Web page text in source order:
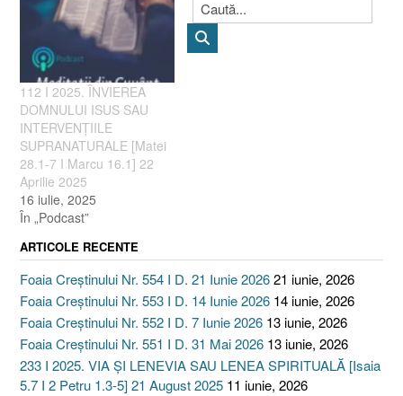
112 I 2025. ÎNVIEREA
DOMNULUI ISUS SAU
INTERVENȚIILE
SUPRANATURALE [Matei
28.1-7 I Marcu 16.1] 22
Aprilie 2025
16 iulie, 2025
În „Podcast”
ARTICOLE RECENTE
Foaia Creștinului Nr. 554 I D. 21 Iunie 202621 iunie, 2026
Foaia Creștinului Nr. 553 I D. 14 Iunie 2026 14 iunie, 2026
Foaia Creștinului Nr. 552 I D. 7 Iunie 2026 13 iunie, 2026
Foaia Creștinului Nr. 551 I D. 31 Mai 2026 13 iunie, 2026
233 I 2025. VIA ȘI LENEVIA SAU LENEA SPIRITUALĂ [Isaia
5.7 I 2 Petru 1.3-5] 21 August 2025 11 iunie, 2026